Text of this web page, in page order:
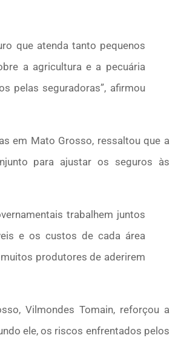
que atenda tanto pequenos
a agricultura e a pecuária
pelas seguradoras”, afirmou
em Mato Grosso, ressaltou que a
para ajustar os seguros às
trabalhem juntos
e os custos de cada área
produtores de aderirem
Vilmondes Tomain, reforçou a
ele, os riscos enfrentados pelos